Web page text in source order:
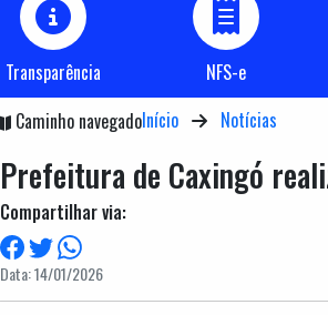
Transparência NFS-e
Caminho navegadoInício Notícias
Prefeitura de Caxingó
Compartilhar via:
Data: 14/01/2026